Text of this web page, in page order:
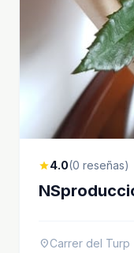
star4.0(0 reseñas)
location_onCarrer del Turp